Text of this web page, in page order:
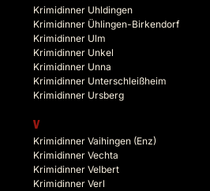
Krimidinner Uhldingen
Krimidinner Ühlingen-Birkendorf
Krimidinner Ulm
Krimidinner Unkel
Krimidinner Unna
Krimidinner Unterschleißheim
Krimidinner Ursberg
V
Krimidinner Vaihingen (Enz)
Krimidinner Vechta
Krimidinner Velbert
Krimidinner Verl